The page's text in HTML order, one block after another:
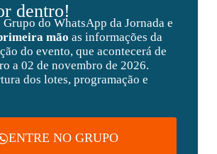
dentro!
Grupo do WhatsApp da Jornada e
mão as informações da
do evento, que acontecerá de
a 02 de novembro de 2026.
dos lotes, programação e
ENTRE NO GRUPO